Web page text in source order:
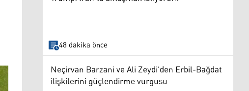
48 dakika önce
Neçirvan Barzani ve Ali Zeydi'den Erbil-Bağdat
ilişkilerini güçlendirme vurgusu